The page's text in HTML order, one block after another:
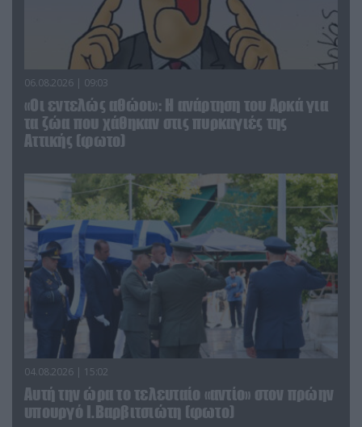
06.08.2026 | 09:03
«Οι εντελώς αθώοι»: Η ανάρτηση του Αρκά για
τα ζώα που χάθηκαν στις πυρκαγιές της
Αττικής (φωτο)
04.08.2026 | 15:02
Αυτή την ώρα το τελευταίο «αντίο» στον πρώην
υπουργό Ι.Βαρβιτσιώτη (φωτο)